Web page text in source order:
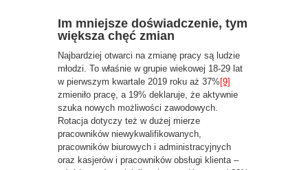
Im mniejsze doświadczenie, tym
większa chęć zmian
Najbardziej otwarci na zmianę pracy są ludzie
młodzi. To właśnie w grupie wiekowej 18-29 lat
w pierwszym kwartale 2019 roku aż 37% [9]
zmieniło pracę, a 19% deklaruje, że aktywnie
szuka nowych możliwości zawodowych.
Rotacja dotyczy też w dużej mierze
pracowników niewykwalifikowanych,
pracowników biurowych i administracyjnych
oraz kasjerów i pracowników obsługi klienta –